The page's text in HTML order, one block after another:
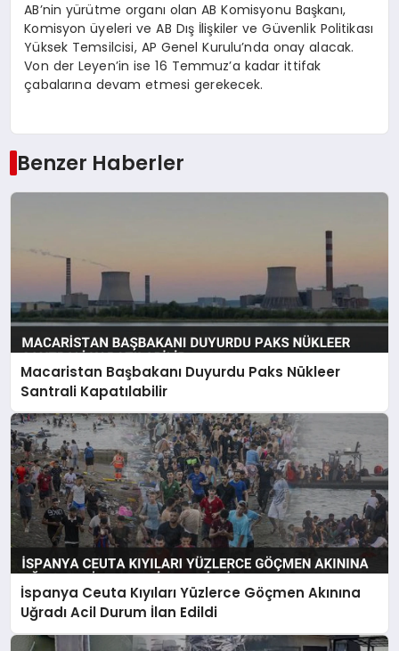
AB’nin yürütme organı olan AB Komisyonu Başkanı,
Komisyon üyeleri ve AB Dış İlişkiler ve Güvenlik Politikası
Yüksek Temsilcisi, AP Genel Kurulu’nda onay alacak.
Von der Leyen’in ise 16 Temmuz’a kadar ittifak
çabalarına devam etmesi gerekecek.
Benzer Haberler
Macaristan Başbakanı Duyurdu Paks Nükleer
Santrali Kapatılabilir
İspanya Ceuta Kıyıları Yüzlerce Göçmen Akınına
Uğradı Acil Durum İlan Edildi